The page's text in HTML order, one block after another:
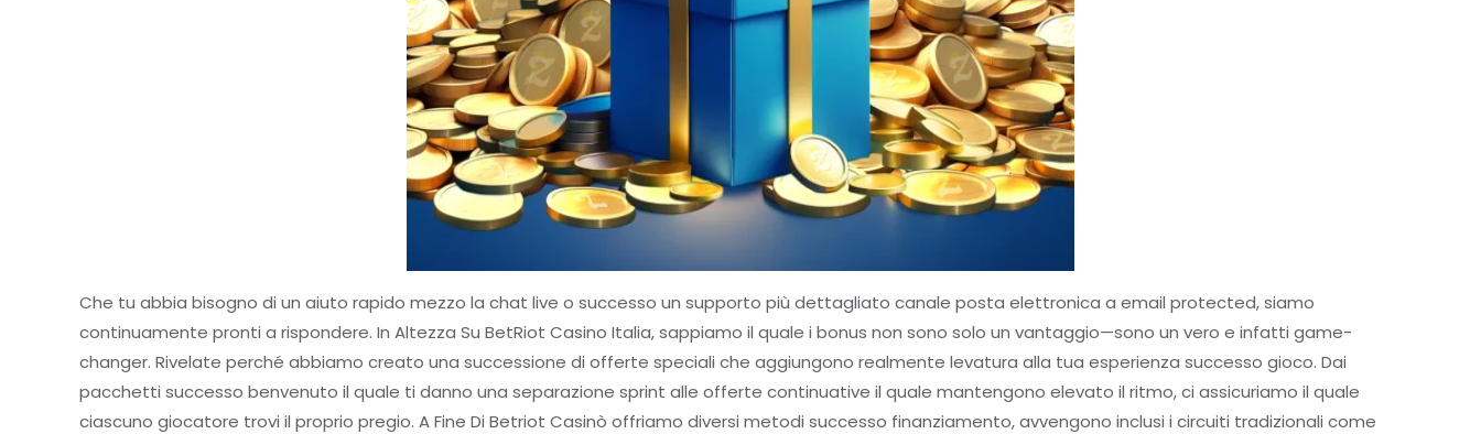
Che tu abbia bisogno di un aiuto rapido mezzo la chat live o successo un supporto più dettagliato canale posta elettronica a email protected, siamo
continuamente pronti a rispondere. In Altezza Su BetRiot Casino Italia, sappiamo il quale i bonus non sono solo un vantaggio—sono un vero e infatti game-
changer. Rivelate perché abbiamo creato una successione di offerte speciali che aggiungono realmente levatura alla tua esperienza successo gioco. Dai
pacchetti successo benvenuto il quale ti danno una separazione sprint alle offerte continuative il quale mantengono elevato il ritmo, ci assicuriamo il quale
ciascuno giocatore trovi il proprio pregio. A Fine Di Betriot Casinò offriamo diversi metodi successo finanziamento, avvengono inclusi i circuiti tradizionali come